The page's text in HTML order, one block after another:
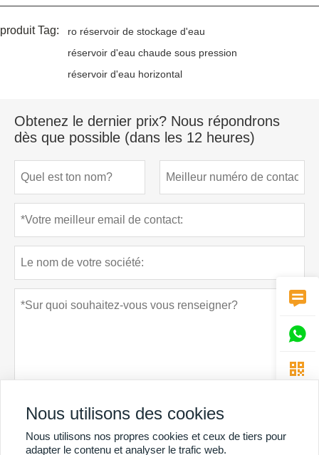
produit Tag:
ro réservoir de stockage d'eau
réservoir d'eau chaude sous pression
réservoir d'eau horizontal
Obtenez le dernier prix? Nous répondrons
dès que possible (dans les 12 heures)
soumettre Politique de confidentialité



Nous utilisons des cookies
Nous utilisons nos propres cookies et ceux de tiers pour
adapter le contenu et analyser le trafic web.